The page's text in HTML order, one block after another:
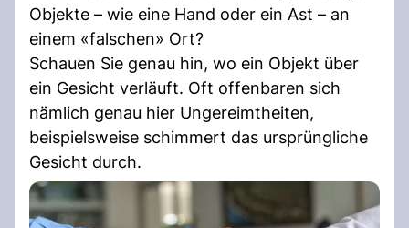
Objekte – wie eine Hand oder ein Ast – an
einem «falschen» Ort?
Schauen Sie genau hin, wo ein Objekt über
ein Gesicht verläuft. Oft offenbaren sich
nämlich genau hier Ungereimtheiten,
beispielsweise schimmert das ursprüngliche
Gesicht durch.